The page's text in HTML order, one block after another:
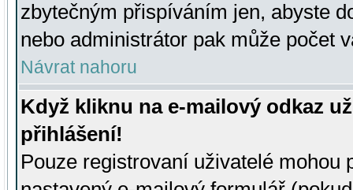
zbytečným přispíváním jen, abyste
nebo administrátor pak může počet
Návrat nahoru
Když kliknu na e-mailový odkaz
přihlášení!
Pouze registrovaní uživatelé mohou